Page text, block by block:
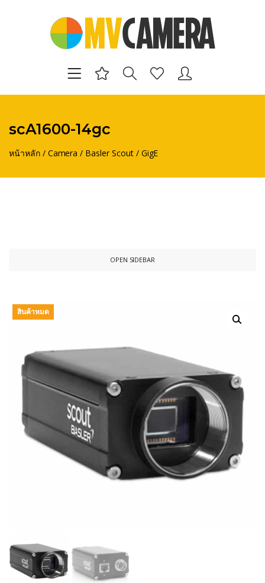
scA1600-14gc
หน้าหลัก/ Camera / Basler Scout/ GigE
OPEN SIDEBAR
สินค้าหมด